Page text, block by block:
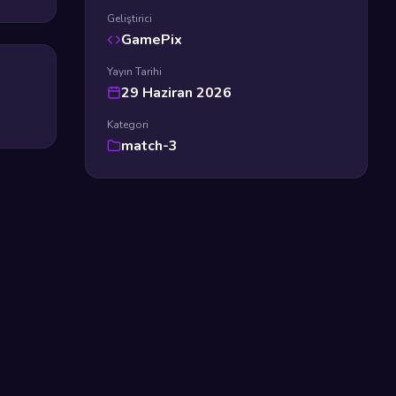
Geliştirici
GamePix
Yayın Tarihi
29 Haziran 2026
Kategori
match-3